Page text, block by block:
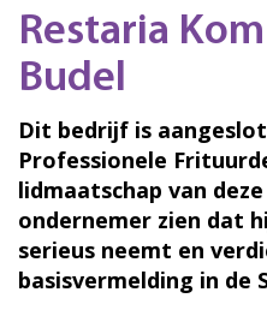
Restaria
Budel
Dit bedrijf is
Professionele
lidmaatschap van
ondernemer zien dat
serieus neemt en
basisvermelding in de